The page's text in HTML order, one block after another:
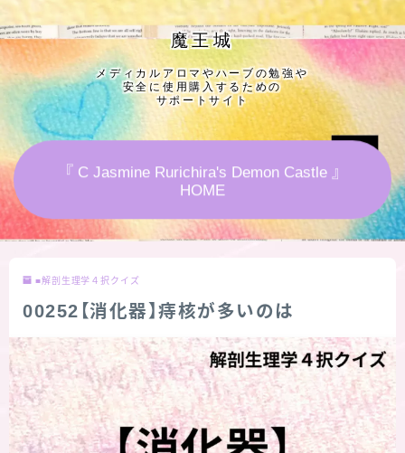
Cジャスミン瑠璃地楽の主な活動先リンク集
プロフィール
アロマハーブアンケート
おすすめ商品＆レビュー
★スペシャルアロマハーブ４択クイズ (kindle出
お問い合わせ
サイトマップ
魔王城
メディカルアロマやハーブの勉強や
安全に使用購入するための
サポートサイト
『 C Jasmine Rurichira's Demon Castle 』
HOME
■解剖生理学４択クイズ
00252【消化器】痔核が多いのは